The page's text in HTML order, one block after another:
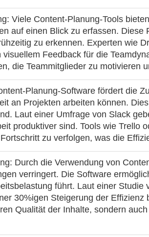
: Viele Content-Planung-Tools
auf einen Blick zu erfassen.
zu erkennen. Experten wie
Feedback für die
die Teammitglieder zu motivieren
Planung-Software fördert die
an Projekten arbeiten können.
Laut einer Umfrage von Slack
produktiver sind. Tools wie Trello
zu verfolgen, was die
: Durch die Verwendung von
verringert. Die Software
führt. Laut einer
30%igen Steigerung der
Qualität der Inhalte, sondern